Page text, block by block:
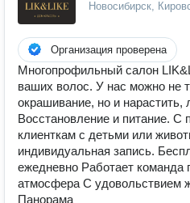
Новосибирск,
Организация проверена
Многопрофильный салон
ваших волос. У нас можно не
окрашивание, но и нарастить,
Восстановление и питание. С
клиенткам с детьми или
индивидуальная запись.
ежедневно Работает команда
атмосфера С удовольствием
Панорама